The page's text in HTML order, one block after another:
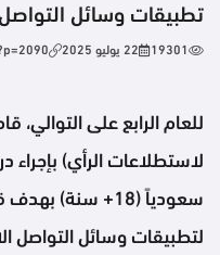
تطبيقات وسائل التواصل
19301 22 يوليو 2025
للعام الرابع على
سعودياً (18+
لتطبيقات وسائل التواصل